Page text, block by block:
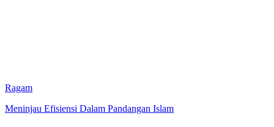
Ragam
Meninjau Efisiensi Dalam Pandangan Islam